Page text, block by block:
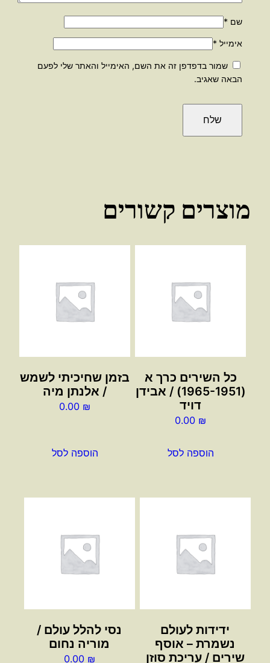
שם*
אימייל*
שמור בדפדפן זה את השם, האימייל והאתר שלי לפעם
הבאה שאגיב.
מוצרים קשורים
כל השירים כרך א
(1965-1951) / אבידן
דויד
0.00 ₪
הוספה לסל
בזמן שחיכיתי לשמש
/ אלנתן מיה
0.00 ₪
הוספה לסל
ידידות לעולם
נשמרת – אוסף
שירים / עריכת סוזן
נסי להלל עולם /
מוריה נחום
0.00 ₪